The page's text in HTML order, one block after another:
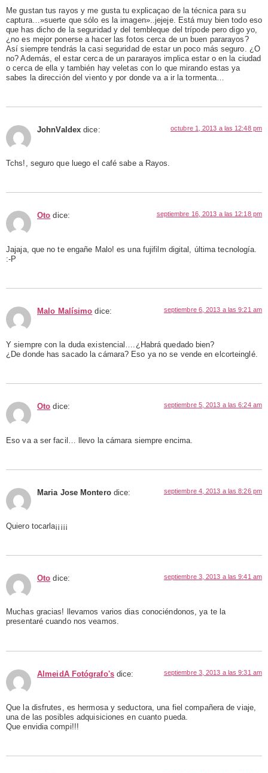
Me gustan tus rayos y me gusta tu explicaçao de la técnica para su
captura…»suerte que sólo es la imagen»..jejeje. Está muy bien todo eso
que has dicho de la seguridad y del tembleque del trípode pero digo yo,
¿no es mejor ponerse a hacer las fotos cerca de un buen pararayos?
Así siempre tendrás la casi seguridad de estar un poco más seguro. ¿O
no? Además, el estar cerca de un pararayos implica estar o en la ciudad
o cerca de ella y también hay veletas con lo que mirando estas ya
sabes la dirección del viento y por donde va a ir la tormenta…
JohnValdex dice: octubre 1, 2013 a las 12:48 pm
Tchs!, seguro que luego el café sabe a Rayos.
Oto dice: septiembre 16, 2013 a las 12:18 pm
Jajaja, que no te engañe Malo! es una fujifilm digital, última tecnología.
:-P
Malo Malísimo dice: septiembre 6, 2013 a las 9:21 am
Y siempre con la duda existencial….¿Habrá quedado bien?
¿De donde has sacado la cámara? Eso ya no se vende en elcorteinglé.
Oto dice: septiembre 5, 2013 a las 6:24 am
Eso va a ser facil… llevo la cámara siempre encima.
Maria Jose Montero dice: septiembre 4, 2013 a las 8:26 pm
Quiero tocarla¡¡¡¡¡
Oto dice: septiembre 3, 2013 a las 9:41 am
Muchas gracias! llevamos varios dias conociéndonos, ya te la
presentaré cuando nos veamos.
AlmeidA Fotógrafo's dice: septiembre 3, 2013 a las 9:31 am
Que la disfrutes, es hermosa y seductora, una fiel compañera de viaje,
una de las posibles adquisiciones en cuanto pueda.
Que envidia compi!!!